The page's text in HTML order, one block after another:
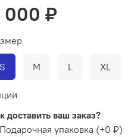
000 ₽
S M L XL
доставить ваш заказ?
Подарочная упаковка (+0 ₽)